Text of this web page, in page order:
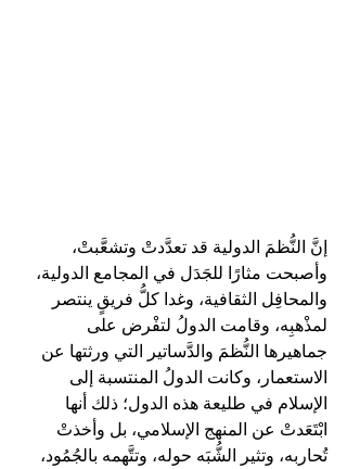
إنَّ النُّظمَ الدولية قد تعدَّدتْ وتشعَّبتْ،
وأصبحت مثارًا للجَدَل في المجامع الدولية،
والمحافِل الثقافية، وغدا كلُّ فريقٍ ينتصر
لمذْهبِه، وقامت الدولُ لتفْرض على
جماهيرها النُّظمَ والدَّساتير التي ورثتها عن
الاستعمار، وكانت الدولُ المنتسبة إلى
الإسلام في طليعة هذه الدول؛ ذلك أنها
ابْتَعَدتْ عن المنهج الإسلامي، بل وأخذتْ
تُحاربه، وتثير الشُّبَه حوله، وتتَّهمه بالجُمُود،